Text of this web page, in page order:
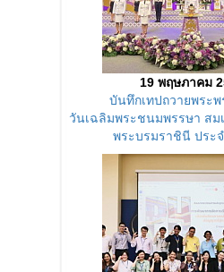
19 พฤษภาคม
บันทึกเทปถวายพระ
วันเฉลิมพระชนมพรรษา สม
พระบรมราชินี ประ